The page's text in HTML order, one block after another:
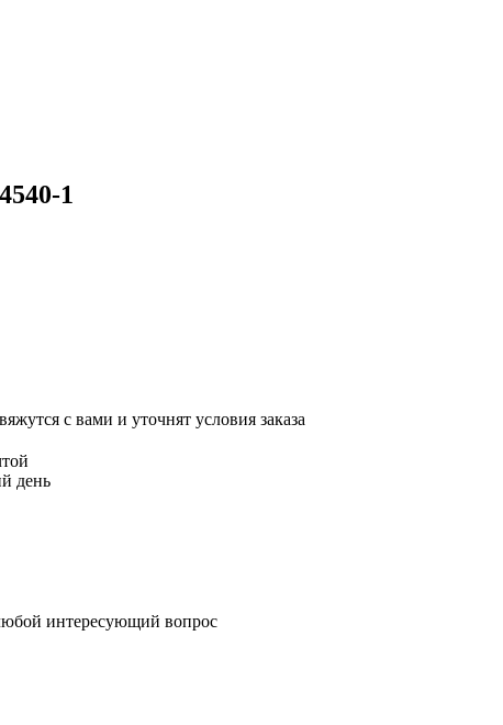
1
с вами и уточнят условия заказа
день
интересующий вопрос